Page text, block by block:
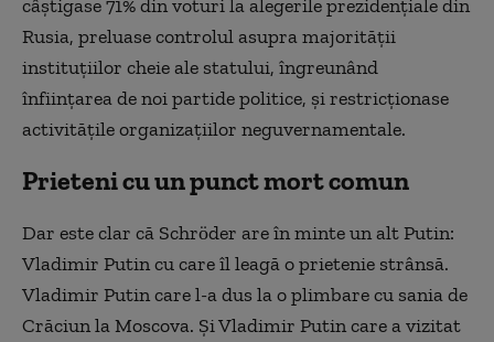
câștigase 71% din voturi la alegerile prezidențiale din
Rusia, preluase controlul asupra majorității
instituțiilor cheie ale statului, îngreunând
înființarea de noi partide politice, și restricționase
activitățile organizațiilor neguvernamentale.
Prieteni cu un punct mort comun
Dar este clar că Schröder are în minte un alt Putin:
Vladimir Putin cu care îl leagă o prietenie strânsă.
Vladimir Putin care l-a dus la o plimbare cu sania de
Crăciun la Moscova. Și Vladimir Putin care a vizitat